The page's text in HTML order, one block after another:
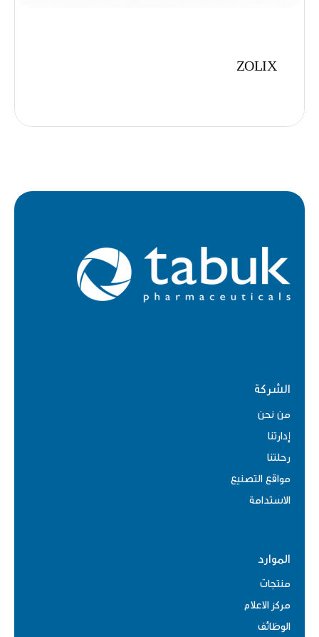
ZOLIX
الشركة
من نحن
إدارتنا
رحلتنا
مواقع التصنيع
الاستدامة
الموارد
منتجات
مركز الاعلام
الوظائف